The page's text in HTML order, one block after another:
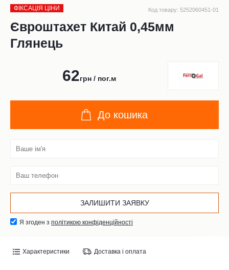
ФІКСАЦІЯ ЦІНИ Код товару: 5252060451-01
Євроштахет Китай 0,45мм
Глянець
62грн / пог.м
До кошика
Я згоден з політикою конфіденційності
Характеристики Доставка і оплата